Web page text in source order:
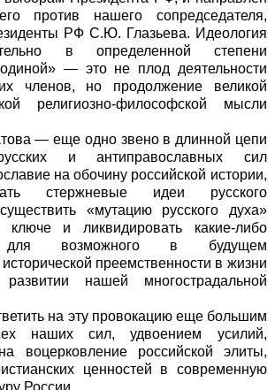
против нашего сопредседателя,
РФ С.Ю. Глазьева. Идеология
в определенной степени
— это не плод деятельности
членов, но продолжение великой
религиозно-философской мысли
— еще одно звено в длинной цепи
и антиправославных сил
на обочину российской истории,
стержневые идеи русского
«мутацию русского духа»
и ликвидировать какие-либо
для возможного в будущем
преемственности в жизни
нашей многострадальной
на эту провокацию еще большим
наших сил, удвоением усилий,
воцерковление российской элиты,
ценностей в современную
России.